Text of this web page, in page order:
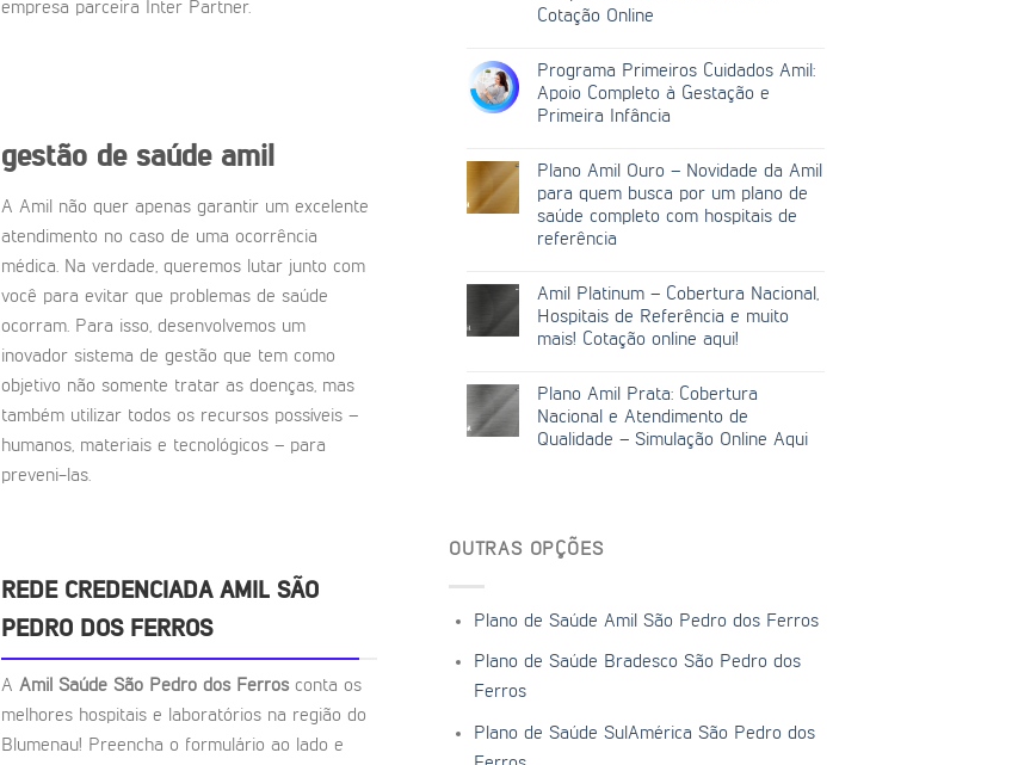
empresa parceira Inter Partner.
gestão de saúde amil
A Amil não quer apenas garantir um excelente
atendimento no caso de uma ocorrência
médica. Na verdade, queremos lutar junto com
você para evitar que problemas de saúde
ocorram. Para isso, desenvolvemos um
inovador sistema de gestão que tem como
objetivo não somente tratar as doenças, mas
também utilizar todos os recursos possíveis –
humanos, materiais e tecnológicos – para
preveni-las.
REDE CREDENCIADA AMIL SÃO
PEDRO DOS FERROS
A Amil Saúde São Pedro dos Ferros conta os
melhores hospitais e laboratórios na região do
Blumenau! Preencha o formulário ao lado e
Cotação Online
Programa Primeiros Cuidados Amil:
Apoio Completo à Gestação e
Primeira Infância
Plano Amil Ouro – Novidade da Amil
para quem busca por um plano de
saúde completo com hospitais de
referência
Amil Platinum – Cobertura Nacional,
Hospitais de Referência e muito
mais! Cotação online aqui!
Plano Amil Prata: Cobertura
Nacional e Atendimento de
Qualidade – Simulação Online Aqui
OUTRAS OPÇÕES
Plano de Saúde Amil São Pedro dos Ferros
Plano de Saúde Bradesco São Pedro dos
Ferros
Plano de Saúde SulAmérica São Pedro dos